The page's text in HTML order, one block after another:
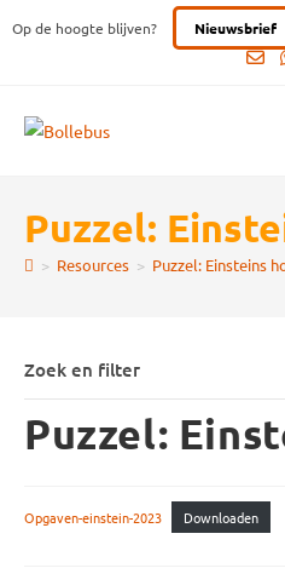
naar
Op de hoogte blijven? Nieuwsbrief
Puzzel:
> Resources > Puzzel: Einsteins
Zoek en filter
Puzzel:
Opgaven-einstein-2023 Downloaden